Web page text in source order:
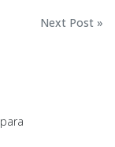
Next Post »
para